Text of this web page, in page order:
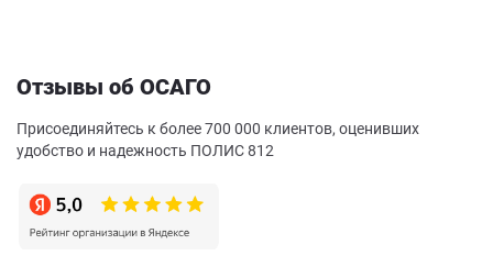
Отзывы об ОСАГО
Присоединяйтесь к более 700 000 клиентов, оценивших
удобство и надежность ПОЛИС 812